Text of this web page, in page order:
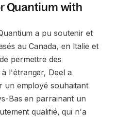
Quantium with
a pu soutenir et
au Canada, en Italie et
permettre des
l'étranger, Deel a
un employé souhaitant
Bas en parrainant un
qualifié, qui n'a